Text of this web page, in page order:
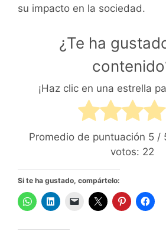
su impacto en la sociedad.
¿Te ha
¡Haz clic en una estrella
Promedio de puntuación 5 /
votos: 22
Si te ha gustado, compártelo: